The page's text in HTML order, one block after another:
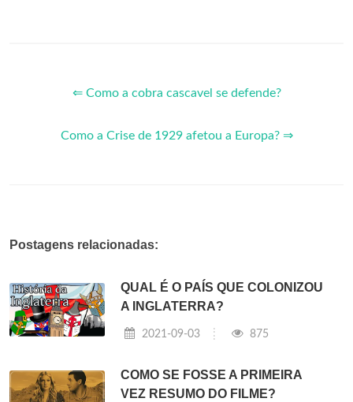
⇐ Como a cobra cascavel se defende?
Como a Crise de 1929 afetou a Europa? ⇒
Postagens relacionadas:
QUAL É O PAÍS QUE COLONIZOU
A INGLATERRA?
2021-09-03 875
COMO SE FOSSE A PRIMEIRA
VEZ RESUMO DO FILME?